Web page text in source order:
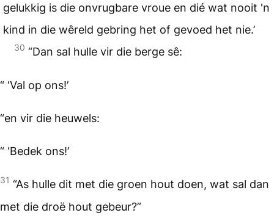
gelukkig is die onvrugbare vroue en dié wat nooit 'n
kind in die wêreld gebring het of gevoed het nie.’
30 “Dan sal hulle vir die berge sê:
“ ‘Val op ons!’
“en vir die heuwels:
“ ‘Bedek ons!’
31 “As hulle dit met die groen hout doen, wat sal dan
met die droë hout gebeur?”